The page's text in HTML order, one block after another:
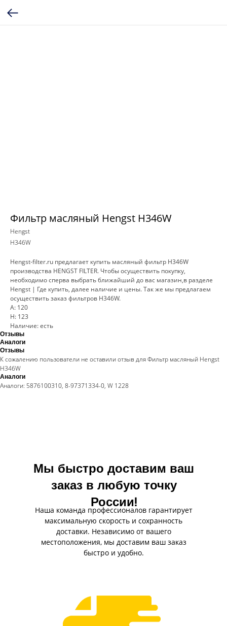
Фильтр масляный Hengst H346W
Hengst
H346W
Hengst-filter.ru предлагает купить масляный фильтр H346W
производства HENGST FILTER. Чтобы осуществить покупку,
необходимо сперва выбрать ближайший до вас магазин,в разделе
Hengst | Где купить, далее наличие и цены. Так же мы предлагаем
осуществить заказ фильтров H346W.
A: 120
H: 123
Наличие: есть
Отзывы
Аналоги
Отзывы
К сожалению пользователи не оставили отзыв для Фильтр масляный Hengst
H346W
Аналоги
Аналоги: 5876100310, 8-97371334-0, W 1228
Мы быстро доставим ваш
заказ в любую точку
России!
Наша команда профессионалов гарантирует
максимальную скорость и сохранность
доставки. Независимо от вашего
местоположения, мы доставим ваш заказ
быстро и удобно.